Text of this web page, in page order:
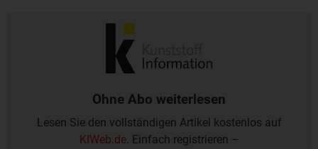
Ohne Abo weiterlesen
Lesen Sie den vollständigen Artikel kostenlos auf
KIWeb.de. Einfach registrieren –